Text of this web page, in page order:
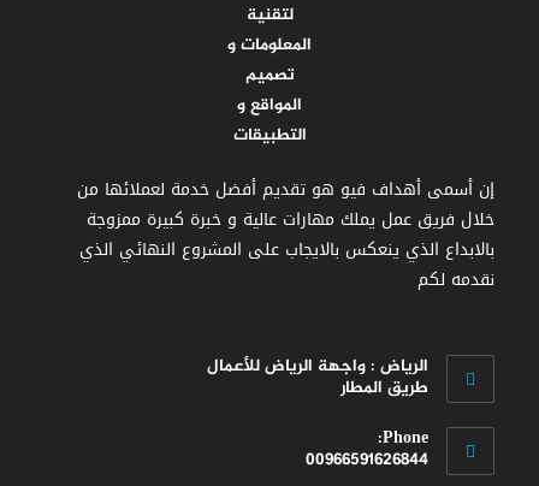
إن أسمى أهداف فيو هو تقديم أفضل خدمة لعملائها من
خلال فريق عمل يملك مهارات عالية و خبرة كبيرة ممزوجة
بالابداع الذي ينعكس بالايجاب على المشروع النهائي الذي
نقدمه لكم
الرياض : واجهة الرياض للأعمال
طريق المطار
Phone:
00966591626844